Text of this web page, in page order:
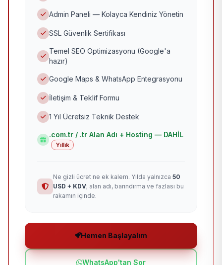
Admin Paneli — Kolayca Kendiniz Yönetin
SSL Güvenlik Sertifikası
Temel SEO Optimizasyonu (Google'a
hazır)
Google Maps & WhatsApp Entegrasyonu
İletişim & Teklif Formu
1 Yıl Ücretsiz Teknik Destek
.com.tr / .tr Alan Adı + Hosting — DAHİL
Yıllık
Ne gizli ücret ne ek kalem. Yılda yalnızca 50
USD + KDV; alan adı, barındırma ve fazlası bu
rakamın içinde.
Hemen Başlayalım
WhatsApp'tan Sor